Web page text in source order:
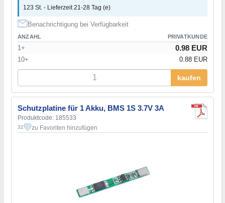
123 St. - Lieferzeit 21-28 Tag (e)
Benachrichtigung bei Verfügbarkeit
ANZAHL PRIVATKUNDE
1+ 0.98 EUR
10+ 0.88 EUR
kaufen
Schutzplatine für 1 Akku, BMS 1S 3.7V 3A
Produktcode: 185533
32 zu Favoriten hinzufügen